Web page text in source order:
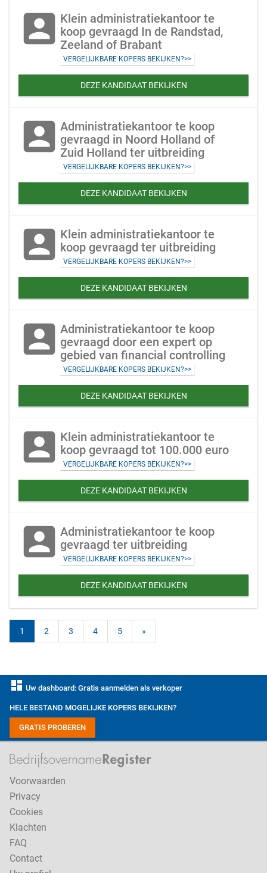
account_box Klein administratiekantoor te
koop gevraagd In de Randstad,
Zeeland of Brabant
VERGELIJKBARE KOPERS BEKIJKEN?>>
DEZE KANDIDAAT BEKIJKEN
account_box Administratiekantoor te koop
gevraagd in Noord Holland of
Zuid Holland ter uitbreiding
VERGELIJKBARE KOPERS BEKIJKEN?>>
DEZE KANDIDAAT BEKIJKEN
account_box Klein administratiekantoor te
koop gevraagd ter uitbreiding
VERGELIJKBARE KOPERS BEKIJKEN?>>
DEZE KANDIDAAT BEKIJKEN
account_box Administratiekantoor te koop
gevraagd door een expert op
gebied van financial controlling
VERGELIJKBARE KOPERS BEKIJKEN?>>
DEZE KANDIDAAT BEKIJKEN
account_box Klein administratiekantoor te
koop gevraagd tot 100.000 euro
VERGELIJKBARE KOPERS BEKIJKEN?>>
DEZE KANDIDAAT BEKIJKEN
account_box Administratiekantoor te koop
gevraagd ter uitbreiding
VERGELIJKBARE KOPERS BEKIJKEN?>>
DEZE KANDIDAAT BEKIJKEN
1 2 3 4 5 »
dashboard Uw dashboard: Gratis aanmelden als verkoper
HELE BESTAND MOGELIJKE KOPERS BEKIJKEN?
GRATIS PROBEREN
Voorwaarden
Privacy
Cookies
Klachten
FAQ
Contact